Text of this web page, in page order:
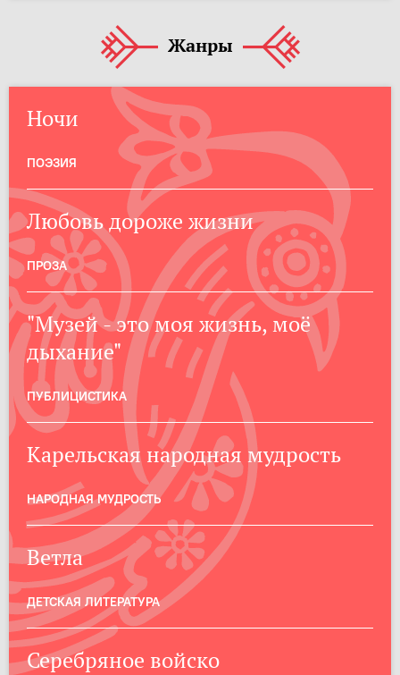
Жанры
Ночи
ПОЭЗИЯ
Любовь дороже жизни
ПРОЗА
"Музей - это моя жизнь, моё
дыхание"
ПУБЛИЦИСТИКА
Карельская народная мудрость
НАРОДНАЯ МУДРОСТЬ
Ветла
ДЕТСКАЯ ЛИТЕРАТУРА
Серебряное войско